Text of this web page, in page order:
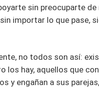
sin preocuparte de
importar lo que pase,
no todos son así:
los hay, aquellos que
y engañan a sus